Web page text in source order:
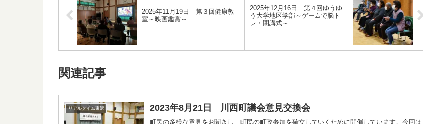
2025年11月19日 第３回健康教
室～映画鑑賞～
2025年12月16日 第４回ゆうゆ
う大学地区学部～ゲームで脳ト
レ・閉講式～
関連記事
リアルタイム東沢 2023年8月21日 川西町議会意見交換会
町民の多様な意見をお聞きし、町民の町政参加を確立していくために開催しています。今回は